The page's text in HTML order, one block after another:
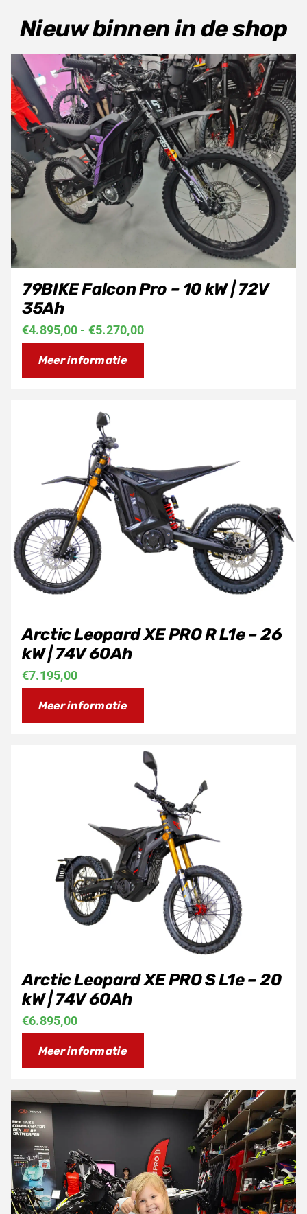
Nieuw binnen in de shop
€4.895,00 - €5.270,00Prijsklasse:
tot
79BIKE Falcon Pro – 10 kW | 72V
35Ah
Meer informatie
€7.195,00
Arctic Leopard XE PRO R L1e – 26
kW | 74V 60Ah
Meer informatie
€6.895,00
Arctic Leopard XE PRO S L1e – 20
kW | 74V 60Ah
Meer informatie